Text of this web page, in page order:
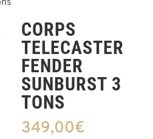
CORPS
TELECASTER
FENDER
SUNBURST 3
TONS
349,00€